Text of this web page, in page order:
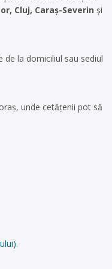
Cluj, Caraș-Severin și
de la domiciliul sau sediul
unde cetățenii pot să
.